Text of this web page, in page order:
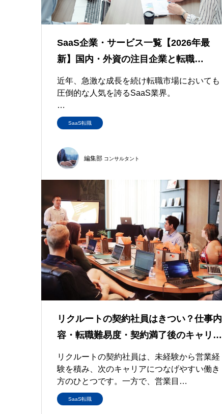
SaaS企業・サービス一覧【2026年最
新】国内・外資の注目企業と転職…
近年、急激な成長を続け転職市場においても
圧倒的な人気を誇るSaaS業界。
「自身の市場価値を…
SaaS転職
編集部 コンサルタント
リクルートの契約社員はきつい？仕事内
容・転職難易度・契約満了後のキャリ…
リクルートの契約社員は、未経験から営業経
験を積み、次のキャリアにつなげやすい働き
方のひとつです。一方で、営業目…
SaaS転職